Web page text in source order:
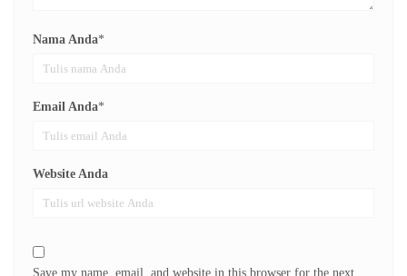
Nama Anda*
Email Anda*
Website Anda
Save my name, email, and website in this browser for the next